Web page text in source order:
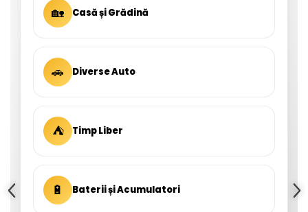
🏡 Casă și Grădină
🚗 Diverse Auto
⛺ Timp Liber
🔋 Baterii și Acumulatori